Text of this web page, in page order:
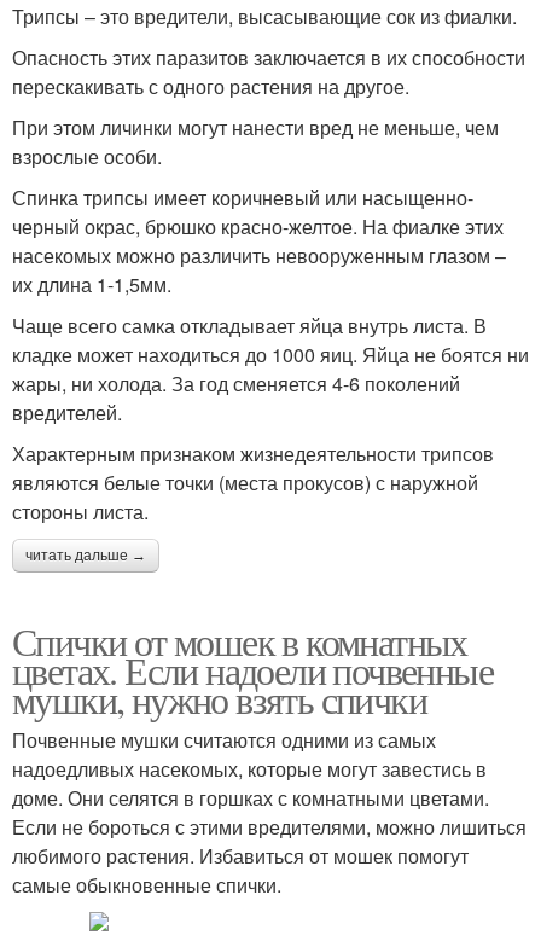
Трипсы – это вредители, высасывающие сок из фиалки.
Опасность этих паразитов заключается в их способности
перескакивать с одного растения на другое.
При этом личинки могут нанести вред не меньше, чем
взрослые особи.
Спинка трипсы имеет коричневый или насыщенно-
черный окрас, брюшко красно-желтое. На фиалке этих
насекомых можно различить невооруженным глазом –
их длина 1-1,5мм.
Чаще всего самка откладывает яйца внутрь листа. В
кладке может находиться до 1000 яиц. Яйца не боятся ни
жары, ни холода. За год сменяется 4-6 поколений
вредителей.
Характерным признаком жизнедеятельности трипсов
являются белые точки (места прокусов) с наружной
стороны листа.
читать дальше →
Спички от мошек в комнатных
цветах. Если надоели почвенные
мушки, нужно взять спички
Почвенные мушки считаются одними из самых
надоедливых насекомых, которые могут завестись в
доме. Они селятся в горшках с комнатными цветами.
Если не бороться с этими вредителями, можно лишиться
любимого растения. Избавиться от мошек помогут
самые обыкновенные спички.